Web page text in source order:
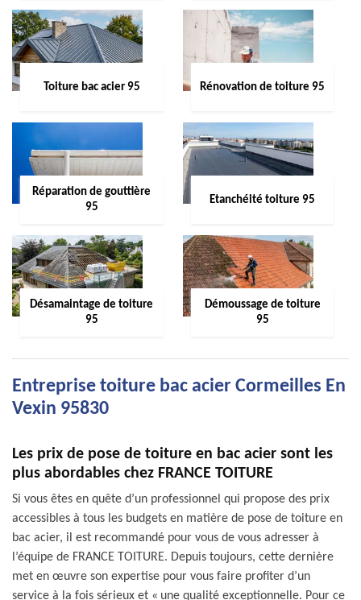
Toiture bac acier 95 Rénovation de toiture 95
Réparation de gouttière
95
Etanchéité toiture 95
Désamaintage de toiture
95
Démoussage de toiture
95
Entreprise toiture bac acier Cormeilles En
Vexin 95830
Les prix de pose de toiture en bac acier sont les
plus abordables chez FRANCE TOITURE
Si vous êtes en quête d’un professionnel qui propose des prix
accessibles à tous les budgets en matière de pose de toiture en
bac acier, il est recommandé pour vous de vous adresser à
l’équipe de FRANCE TOITURE. Depuis toujours, cette dernière
met en œuvre son expertise pour vous faire profiter d’un
service à la fois sérieux et « une qualité exceptionnelle. Pour ce